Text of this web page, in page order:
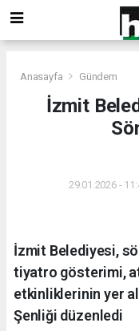
Anasayfa Gündem
İzmit
29.01.2026 -
İzmit Belediyesi,
tiyatro gösterimi,
etkinliklerinin yer
Şenliği düzenledi